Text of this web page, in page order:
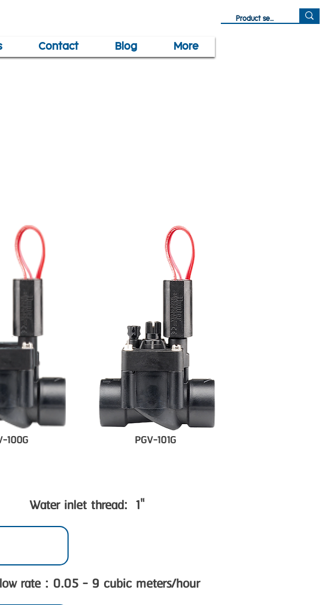
Contact Blog More
100G PGV-101G
Water inlet thread: 1"
rate : 0.05 - 9 cubic meters/hour